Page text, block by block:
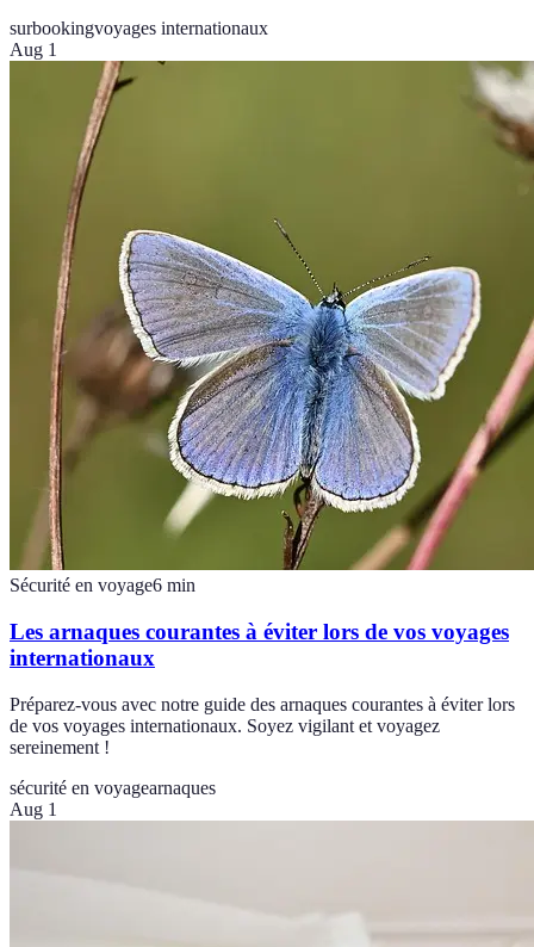
surbookingvoyages internationaux
Aug 1
Sécurité en voyage6 min
Les arnaques courantes à éviter lors de vos voyages
internationaux
Préparez-vous avec notre guide des arnaques courantes à éviter lors
de vos voyages internationaux. Soyez vigilant et voyagez
sereinement !
sécurité en voyagearnaques
Aug 1